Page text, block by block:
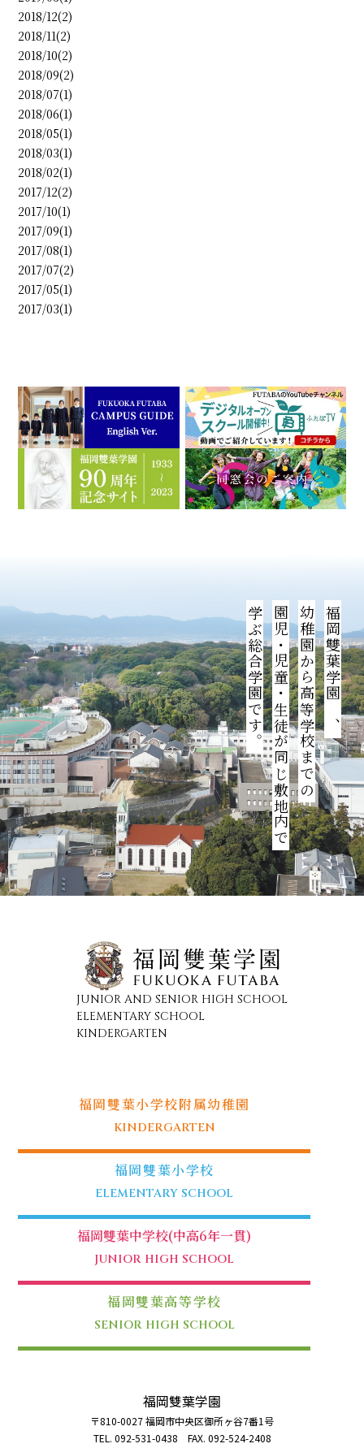
2018/12(2)
2018/11(2)
2018/10(2)
2018/09(2)
2018/07(1)
2018/06(1)
2018/05(1)
2018/03(1)
2018/02(1)
2017/12(2)
2017/10(1)
2017/09(1)
2017/08(1)
2017/07(2)
2017/05(1)
2017/03(1)
福岡雙葉学園は、
幼稚園から高等学校までの
園児・児童・生徒が同じ敷地内で
学ぶ総合学園です。
JUNIOR AND SENIOR HIGH SCHOOL
ELEMENTARY SCHOOL
KINDERGARTEN
福岡雙葉小学校附属幼稚園
KINDERGARTEN
福岡雙葉小学校
ELEMENTARY SCHOOL
福岡雙葉中学校(中高6年一貫)
JUNIOR HIGH SCHOOL
福岡雙葉高等学校
SENIOR HIGH SCHOOL
福岡雙葉学園
〒810-0027 福岡市中央区御所ヶ谷7番1号
TEL. 092-531-0438 FAX. 092-524-2408